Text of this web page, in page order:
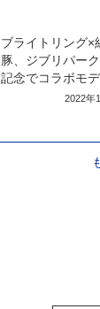
ブライトリング×
豚、ジブリパー
記念でコラボモ
2022年